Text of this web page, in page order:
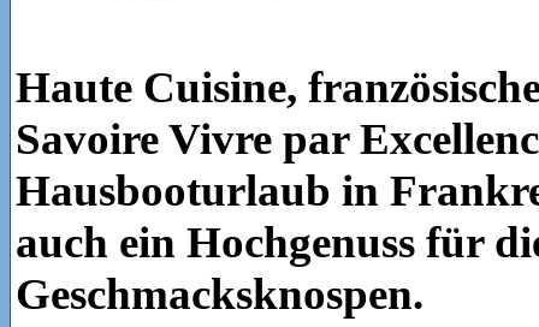
Haute Cuisine,
Savoire Vivre par
Hausbooturlaub in
auch ein Hochgenuss für
Geschmacksknospen.